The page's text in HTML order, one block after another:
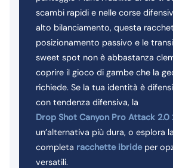
scambi rapidi e nelle corse
alto bilanciamento, questa
posizionamento passivo e le
sweet spot non è abbastanza
coprire il gioco di gambe che la
richiede. Se la tua identità è
con tendenza difensiva, la
Drop Shot Canyon Pro Attack 2.0
un’alternativa più dura, o esplora
completa racchette ibrideper
versatili.